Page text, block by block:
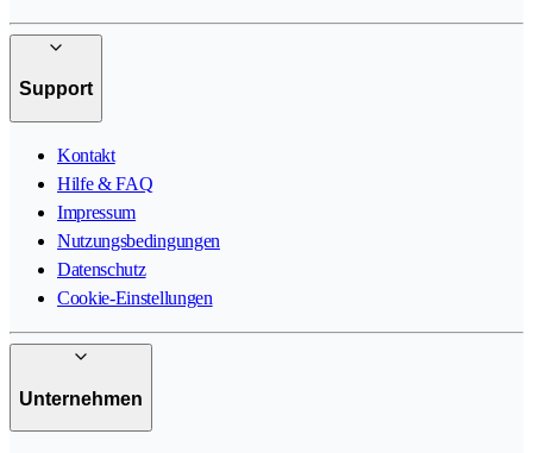
Support
Kontakt
Hilfe & FAQ
Impressum
Nutzungsbedingungen
Datenschutz
Cookie-Einstellungen
Unternehmen